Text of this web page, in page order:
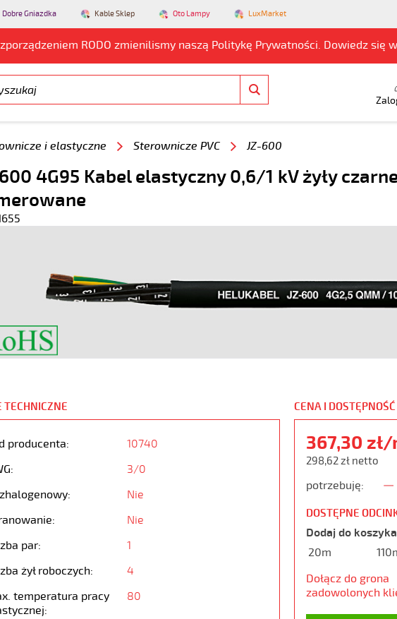
Dobre Gniazdka Kable Sklep Oto Lampy LuxMarket
RODO zmienilismy naszą Politykę Prywatności. Dowiedz się
i elastyczne Sterownicze PVC JZ-600
4G95 Kabel elastyczny 0,6/1 kV żyły
TECHNICZNE
producenta:
10740
3/0
Nie
Nie
par:
1
żył roboczych:
4
temperatura pracy
80
CENA I DOSTĘPNOŚĆ
367,30 zł/
298,62 zł netto
potrzebuję:
DOSTĘPNE
Dodaj do
20m
Dołącz do grona
zadowolonych